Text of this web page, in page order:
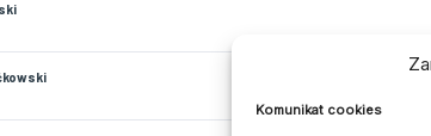
Komunikat cookies